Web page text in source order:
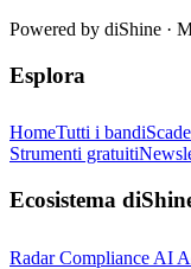
Powered by diShine ·
Esplora
HomeTutti i bandi
Strumenti gratuiti
Ecosistema
Radar Compliance AI